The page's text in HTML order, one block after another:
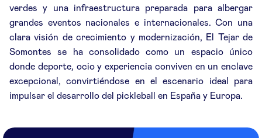
verdes y una infraestructura preparada para albergar
grandes eventos nacionales e internacionales. Con una
clara visión de crecimiento y modernización, El Tejar de
Somontes se ha consolidado como un espacio único
donde deporte, ocio y experiencia conviven en un enclave
excepcional, convirtiéndose en el escenario ideal para
impulsar el desarrollo del pickleball en España y Europa.